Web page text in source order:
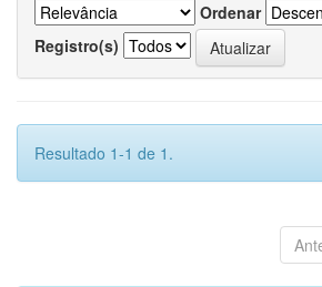
Ordenar
Registro(s)
Resultado 1-1 de 1.